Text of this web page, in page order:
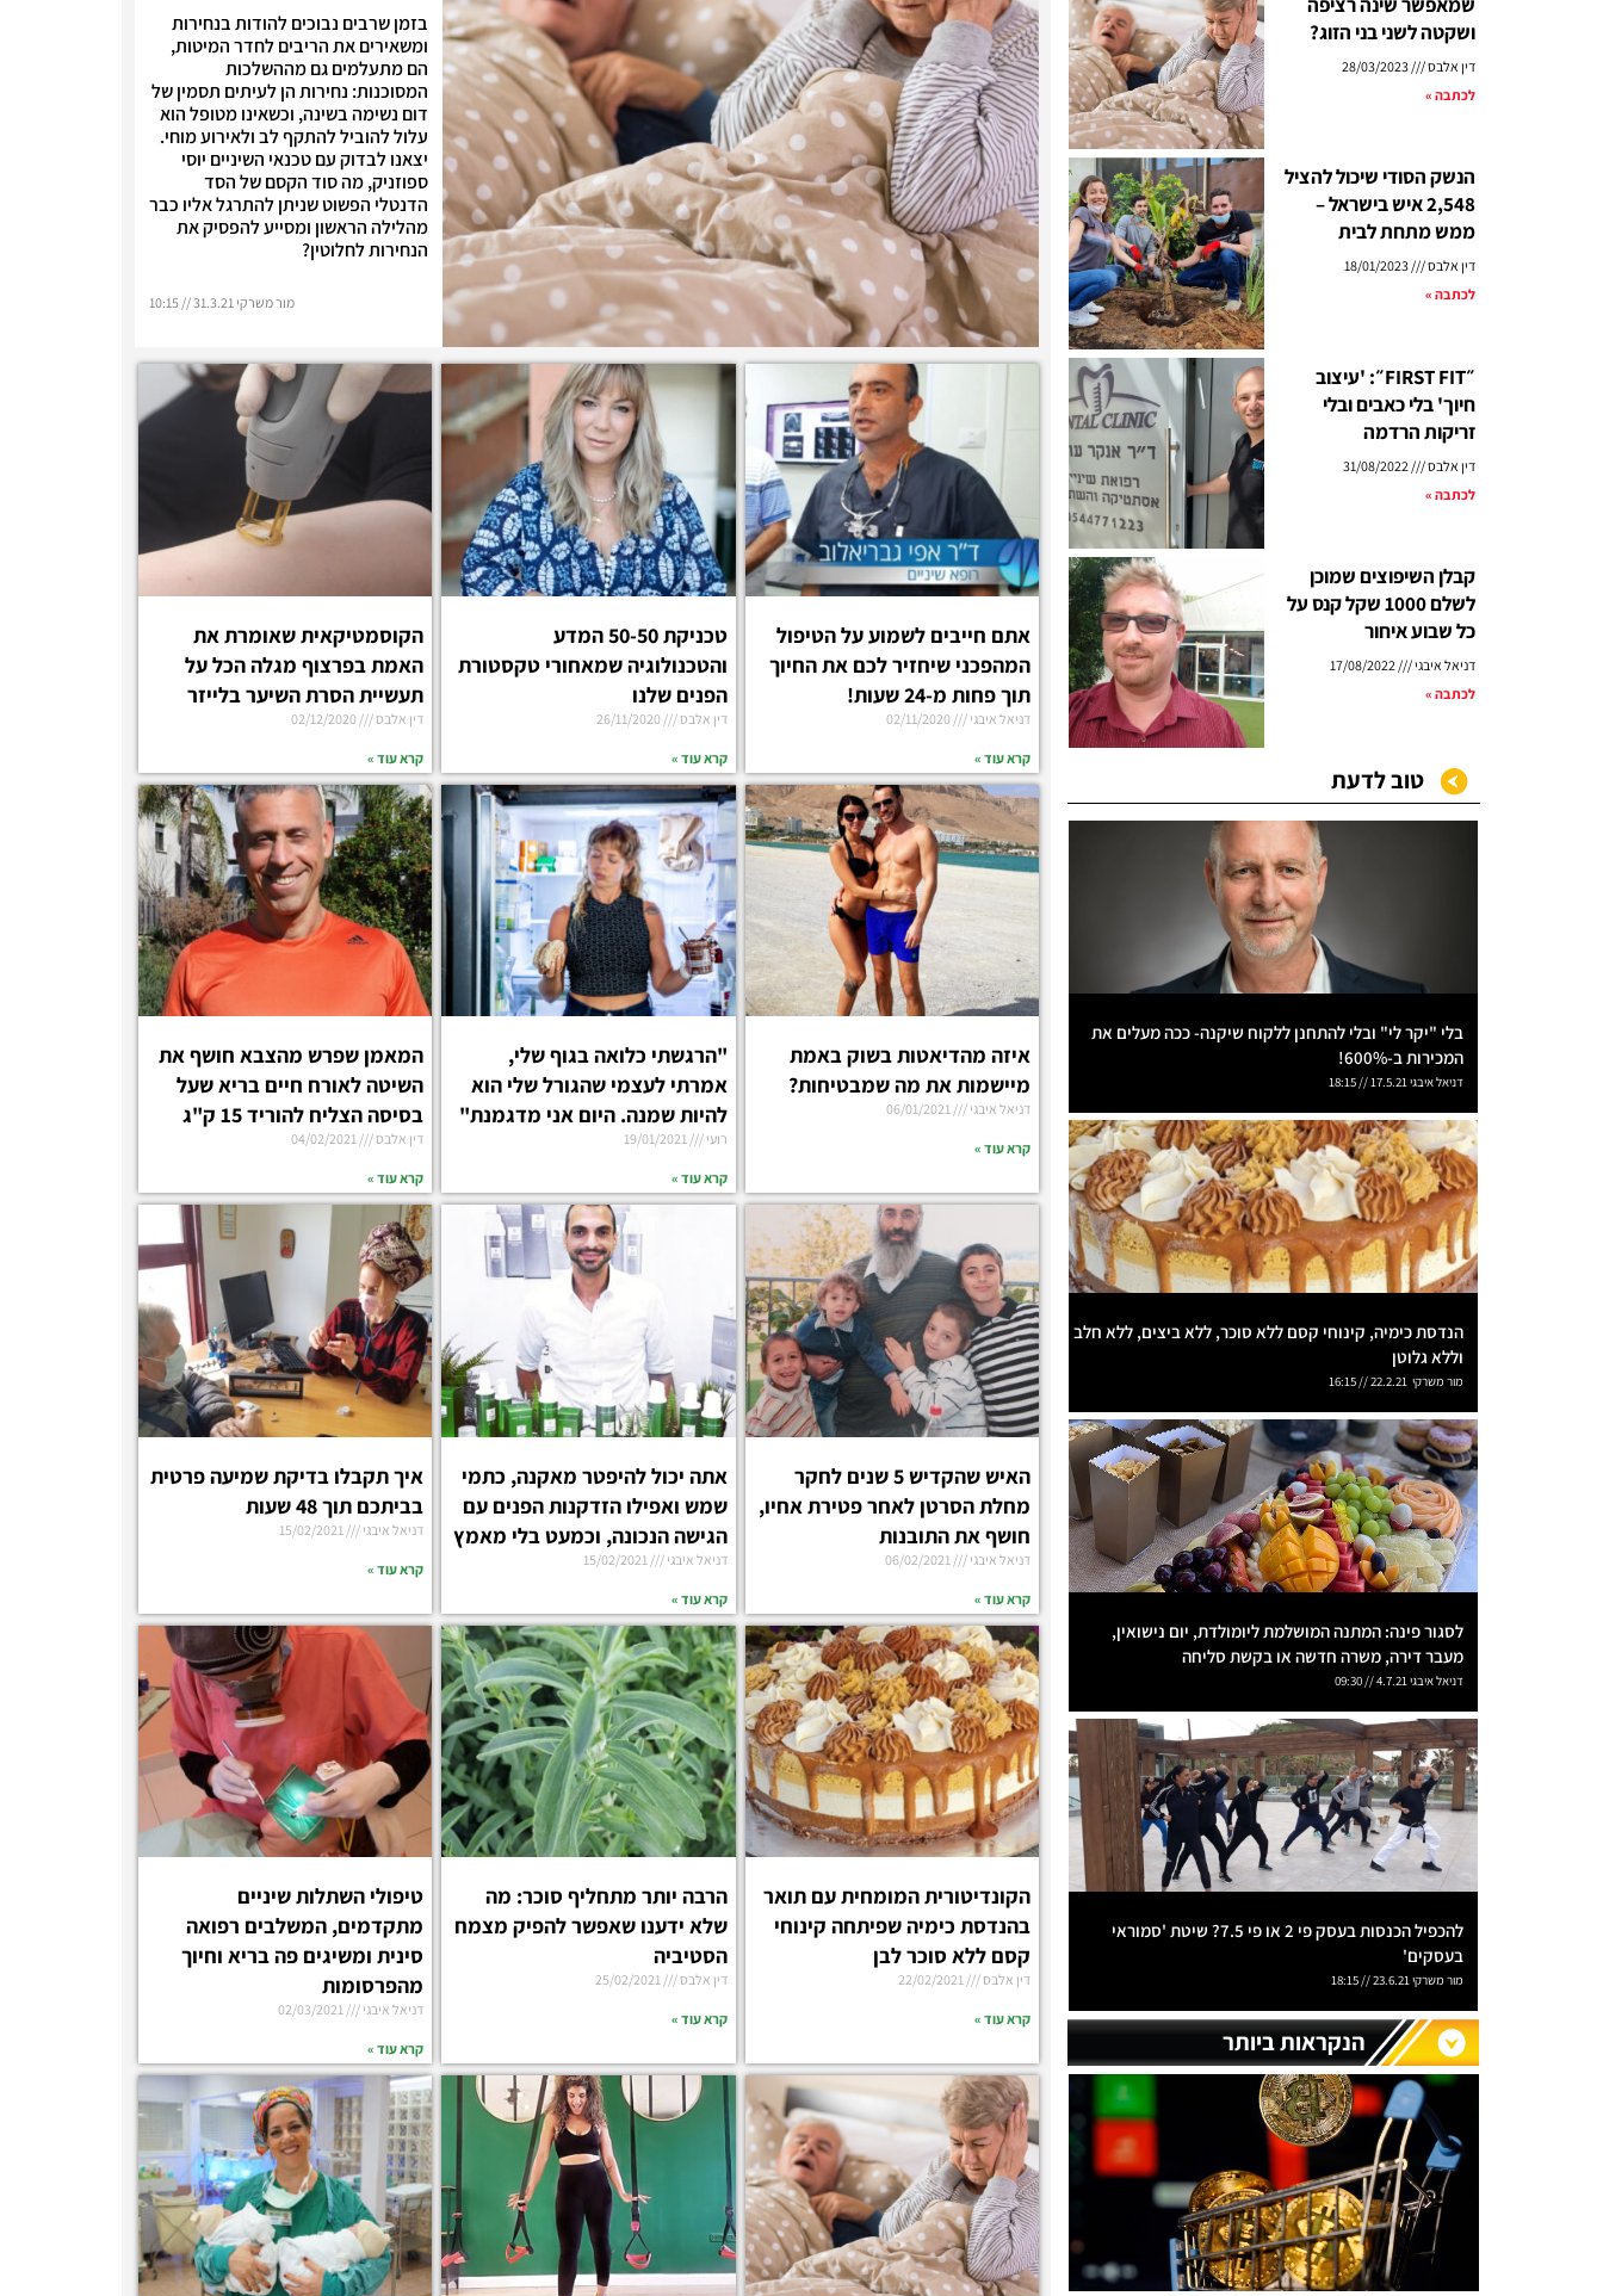
ושקטה לשני בני הזוג?
דין אלבס
לכתבה »
הנשק הסודי שיכול להציל
2,548 איש בישראל –
ממש מתחת לבית
דין אלבס
לכתבה »
״FIRST FIT״: 'עיצוב
חיוך' בלי כאבים ובלי
זריקות הרדמה
דין אלבס
לכתבה »
קבלן השיפוצים שמוכן
לשלם 1000 שקל קנס על
כל שבוע איחור
דניאל איבגי
לכתבה »
טוב לדעת
בלי "יקר לי" ובלי להתחנן ללקוח שיקנה- ככה מעלים את
המכירות ב-600%!
דניאל איבגי 17.5.21 // 18:15
הנדסת כימיה, קינוחי קסם ללא סוכר, ללא ביצים, ללא חלב
וללא גלוטן
מור משרקי 22.2.21 // 16:15
לסגור פינה: המתנה המושלמת ליומולדת, יום נישואין,
מעבר דירה, משרה חדשה או בקשת סליחה
דניאל איבגי 4.7.21 // 09:30
להכפיל הכנסות בעסק פי 2 או פי 7.5? שיטת 'סמוראי
בעסקים'
מור משרקי 23.6.21 // 18:15
הנקראות ביותר
בזמן שרבים נבוכים להודות בנחירות
ומשאירים את הריבים לחדר המיטות,
הם מתעלמים גם מההשלכות
המסוכנות: נחירות הן לעיתים תסמין של
דום נשימה בשינה, וכשאינו מטופל הוא
עלול להוביל להתקף לב ולאירוע מוחי.
יצאנו לבדוק עם טכנאי השיניים יוסי
ספוזניק, מה סוד הקסם של הסד
הדנטלי הפשוט שניתן להתרגל אליו כבר
מהלילה הראשון ומסייע להפסיק את
הנחירות לחלוטין?
מור משרקי 31.3.21 // 10:15
אתם חייבים לשמוע על הטיפול
המהפכני שיחזיר לכם את החיוך
תוך פחות מ-24 שעות!
דניאל איבגי
קרא עוד »
טכניקת 50-50 המדע
והטכנולוגיה שמאחורי טקסטורת
הפנים שלנו
דין אלבס 26/11/2020
קרא עוד »
הקוסמטיקאית שאומרת את
האמת בפרצוף מגלה הכל על
תעשיית הסרת השיער בלייזר
דין אלבס
קרא עוד »
איזה מהדיאטות בשוק באמת
מיישמות את מה שמבטיחות?
דניאל איבגי
קרא עוד »
"הרגשתי כלואה בגוף שלי,
אמרתי לעצמי שהגורל שלי הוא
להיות שמנה. היום אני מדגמנת"
רועי 19/01/2021
קרא עוד »
המאמן שפרש מהצבא חושף את
השיטה לאורח חיים בריא שעל
בסיסה הצליח להוריד 15 ק"ג
דין אלבס
קרא עוד »
האיש שהקדיש 5 שנים לחקר
מחלת הסרטן לאחר פטירת אחיו,
חושף את התובנות
דניאל איבגי
קרא עוד »
אתה יכול להיפטר מאקנה, כתמי
שמש ואפילו הזדקנות הפנים עם
הגישה הנכונה, וכמעט בלי מאמץ
דניאל איבגי
קרא עוד »
איך תקבלו בדיקת שמיעה פרטית
בביתכם תוך 48 שעות
דניאל איבגי
קרא עוד »
הקונדיטורית המומחית עם תואר
בהנדסת כימיה שפיתחה קינוחי
קסם ללא סוכר לבן
דין אלבס
קרא עוד »
הרבה יותר מתחליף סוכר: מה
שלא ידענו שאפשר להפיק מצמח
הסטיביה
דין אלבס 25/02/2021
קרא עוד »
טיפולי השתלות שיניים
מתקדמים, המשלבים רפואה
סינית ומשיגים פה בריא וחיוך
מהפרסומות
דניאל איבגי
קרא עוד »